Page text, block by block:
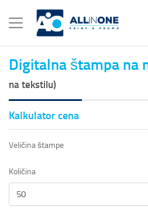
Digitalna štampa na
na tekstilu)
Kalkulator cena
Veličina štampe
Količina